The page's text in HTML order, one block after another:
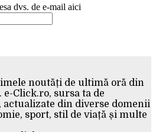
dvs. de e-mail aici
noutăți de ultimă oră din
Click.ro, sursa ta de
din diverse domenii
sport, stil de viață și multe